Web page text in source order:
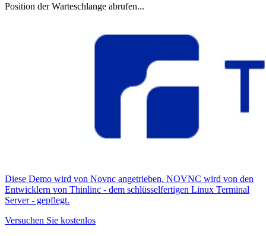
Position der Warteschlange abrufen...
Diese Demo wird von Novnc angetrieben. NOVNC wird von den
Entwicklern von Thinlinc - dem schlüsselfertigen Linux Terminal
Server - gepflegt.
Versuchen Sie kostenlos